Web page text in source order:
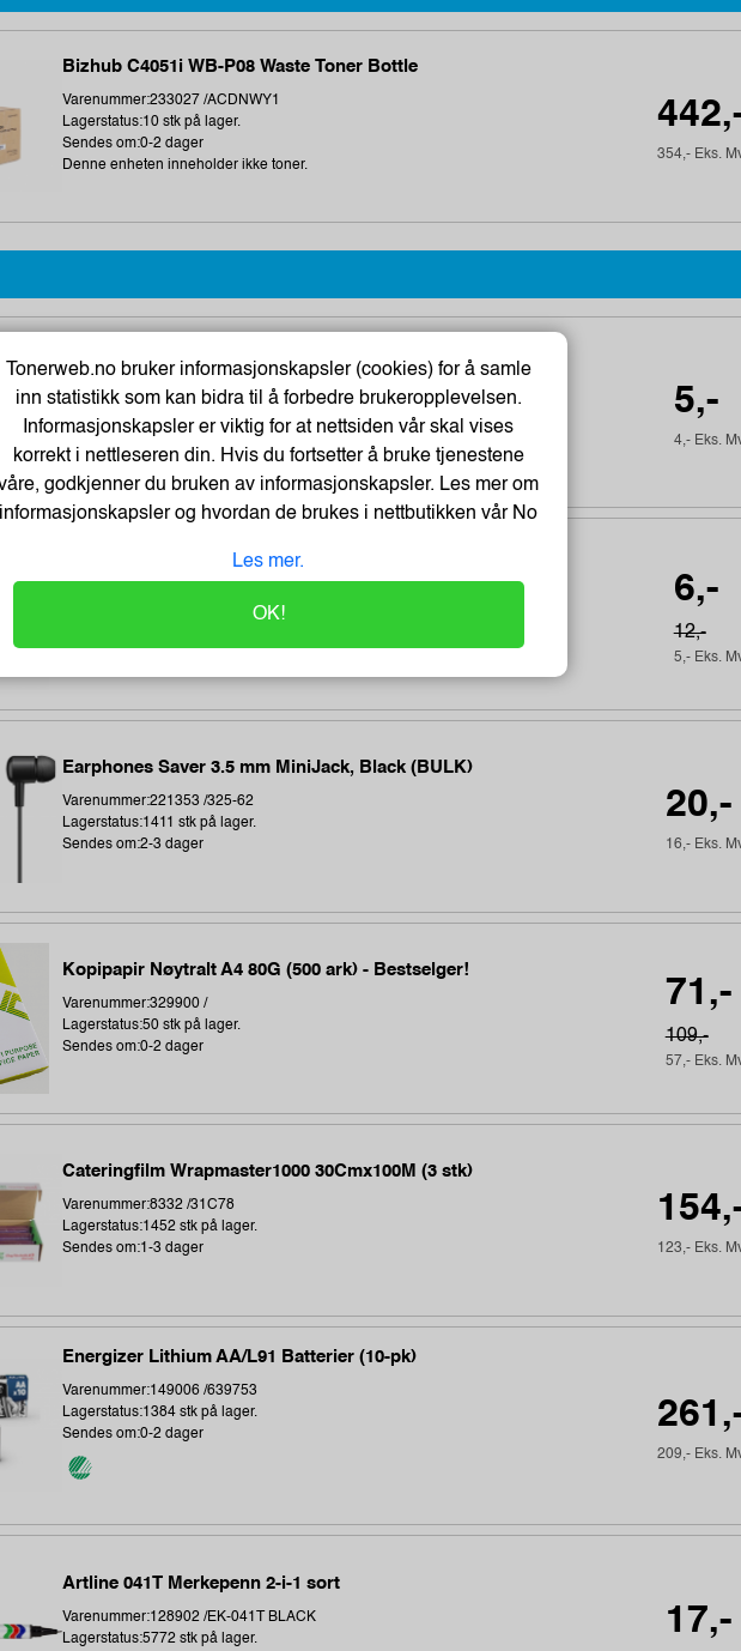
Bizhub C4051i WB-P08 Waste Toner Bottle
Varenummer:233027 /ACDNWY1
Lagerstatus:10 stk på lager.
Sendes om:0-2 dager
Denne enheten inneholder ikke toner.
354,- Eks.
Tartan Klistrelapper 76x76 gul
Varenummer:225034 /7100296531
Lagerstatus:2568 stk på lager.
Sendes om:2-3 dager
5,-
4,- Eks.
BATH GEL 300 ml - LET`S CHANGE OUR LIFE
Lagerstatus:2550 stk på lager.
6,-
12,-
5,- Eks.
Earphones Saver 3.5 mm MiniJack, Black (BULK)
Varenummer:221353 /325-62
Lagerstatus:1411 stk på lager.
Sendes om:2-3 dager
20,-
16,- Eks.
Kopipapir Nøytralt A4 80G (500 ark) - Bestselger!
Varenummer:329900 /
Lagerstatus:50 stk på lager.
Sendes om:0-2 dager
71,-
109,-
57,- Eks.
Cateringfilm Wrapmaster1000 30Cmx100M (3 stk)
Varenummer:8332 /31C78
Lagerstatus:1452 stk på lager.
Sendes om:1-3 dager
123,- Eks.
Energizer Lithium AA/L91 Batterier (10-pk)
Varenummer:149006 /639753
Lagerstatus:1384 stk på lager.
Sendes om:0-2 dager
209,- Eks.
Artline 041T Merkepenn 2-i-1 sort
Varenummer:128902 /EK-041T BLACK
Lagerstatus:5772 stk på lager.
17,-
Tonerweb.no bruker informasjonskapsler (cookies) for å samle
inn statistikk som kan bidra til å forbedre brukeropplevelsen.
Informasjonskapsler er viktig for at nettsiden vår skal vises
korrekt i nettleseren din. Hvis du fortsetter å bruke tjenestene
godkjenner du bruken av informasjonskapsler. Les mer om
informasjonskapsler og hvordan de brukes i nettbutikken vårNo
Les mer.
OK!